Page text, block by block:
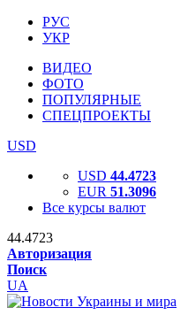
РУС
УКР
ВИДЕО
ФОТО
ПОПУЛЯРНЫЕ
СПЕЦПРОЕКТЫ
USD
USD 44.4723
EUR 51.3096
Все курсы валют
44.4723
Авторизация
Поиск
UA